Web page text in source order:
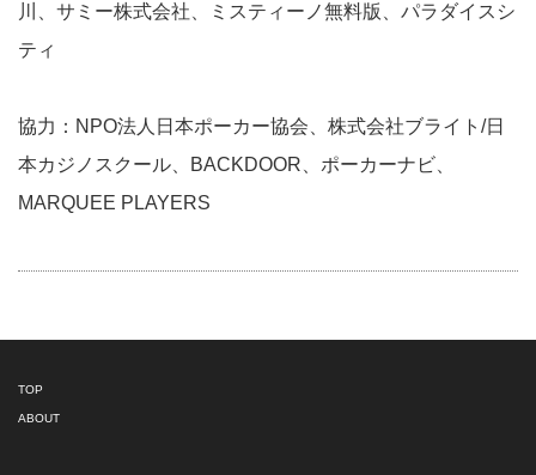
川、サミー株式会社、ミスティーノ無料版、パラダイスシ
ティ
協力：NPO法人日本ポーカー協会、株式会社ブライト/日
本カジノスクール、BACKDOOR、ポーカーナビ、
MARQUEE PLAYERS
TOP
ABOUT